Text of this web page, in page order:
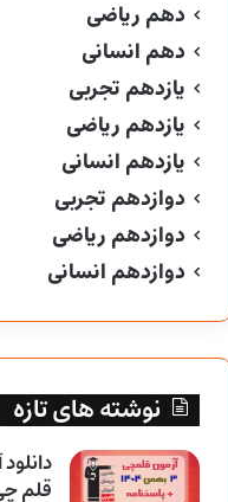
دهم ریاضی
دهم انسانی
یازدهم تجربی
یازدهم ریاضی
یازدهم انسانی
دوازدهم تجربی
دوازدهم ریاضی
دوازدهم انسانی
نوشته های تازه
قلم